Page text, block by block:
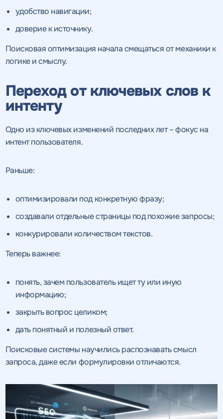
удобство навигации;
доверие к источнику.
Поисковая оптимизация начала смещаться от механики к
логике и смыслу.
Переход от ключевых слов к
интенту
Одно из ключевых изменений последних лет – фокус на
интент пользователя.
Раньше:
оптимизировали под конкретную фразу;
создавали отдельные страницы под похожие запросы;
конкурировали количеством текстов.
Теперь важнее:
понять, зачем пользователь ищет ту или иную
информацию;
закрыть вопрос целиком;
дать понятный и полезный ответ.
Поисковые системы научились распознавать смысл
запроса, даже если формулировки отличаются.